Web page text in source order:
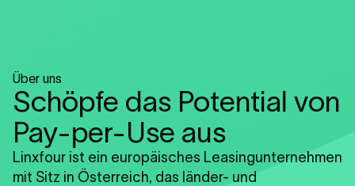
Über uns
Schöpfe das Potential von
Pay-per-Use aus
Linxfour ist ein europäisches Leasingunternehmen
mit Sitz in Österreich, das länder- und